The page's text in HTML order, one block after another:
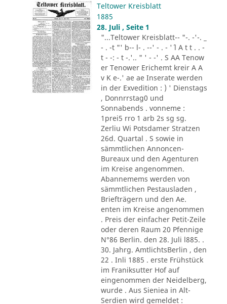
Teltower Kreisblatt
1885
28. Juli , Seite 1
"...Teltower Kreisblatt-- "-. -'-. _
- . -t "' b-- l- . --' - . - '´ l A t t . . -
t - -: - t -.'.. " ' - -' . S AA Tenow
er Tenower Erichemt kreir A A
v K e-.' ae ae Inserate werden
in der Exvedition : ) ' Dienstags
, Donnrrstag0 und
Sonnabends . vonneme :
1prei5 rro 1 arb 2s sg sg.
Zerliu Wi Potsdamer Stratzen
26d. Quartal . S sowie in
sämmtlichen Annoncen-
Bureaux und den Agenturen
im Kreise angenommen.
Abannemems werden von
sämmtlichen Pestausladen ,
Briefträgern und den Ae.
enten im Kreise angenommen
. Preis der einfacher Petit-Zeile
oder deren Raum 20 Pfennige
N°86 Berlin. den 28. Juli l885. .
30. Jahrg. AmtlichtsBerlin , den
22 . Inli 1885 . erste Frühstück
im Franiksutter Hof auf
eingenommen der Neidelberg,
wurde . Aus Sieniea in Alt-
Serdien wird gemeldet :